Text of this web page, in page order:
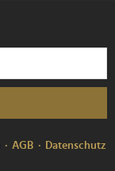
AGB
Datenschutz